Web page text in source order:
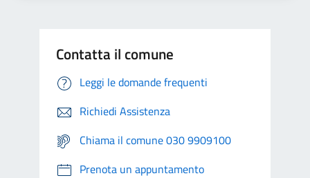
Contatta il comune
Leggi le domande frequenti
Richiedi Assistenza
Chiama il comune 030 9909100
Prenota un appuntamento